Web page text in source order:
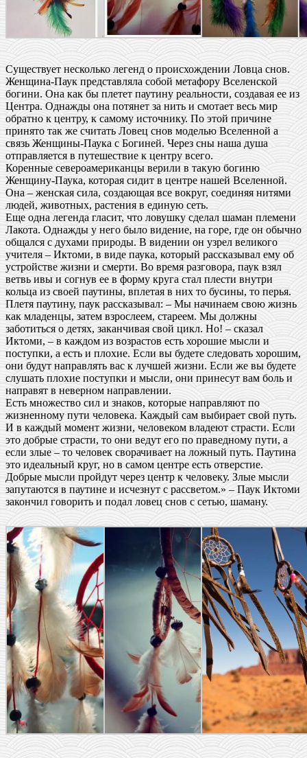
Существует несколько легенд о происхождении Ловца снов.
Женщина-Паук представляла собой метафору Вселенской
богини. Она как бы плетет паутину реальности, создавая ее из
Центра. Однажды она потянет за нить и смотает весь мир
обратно к центру, к самому источнику. По этой причине
принято так же считать Ловец снов моделью Вселенной а
связь Женщины-Паука с Богиней. Через сны наша душа
отправляется в путешествие к центру всего.
Коренные североамериканцы верили в такую богиню
Женщину-Паука, которая сидит в центре нашей Вселенной.
Она – женская сила, создающая все вокруг, соединяя нитями
людей, животных, растения в единую сеть.
Еще одна легенда гласит, что ловушку сделал шаман племени
Лакота. Однажды у него было видение, на горе, где он обычно
общался с духами природы. В видении он узрел великого
учителя – Иктоми, в виде паука, который рассказывал ему об
устройстве жизни и смерти. Во время разговора, паук взял
ветвь ивы и согнув ее в форму круга стал плести внутри
кольца из своей паутины, вплетая в них то бусины, то перья.
Плетя паутину, паук рассказывал: – Мы начинаем свою жизнь
как младенцы, затем взрослеем, стареем. Мы должны
заботиться о детях, заканчивая свой цикл. Но! – сказал
Иктоми, – в каждом из возрастов есть хорошие мысли и
поступки, а есть и плохие. Если вы будете следовать хорошим,
они будут направлять вас к лучшей жизни. Если же вы будете
слушать плохие поступки и мысли, они принесут вам боль и
направят в неверном направлении.
Есть множество сил и знаков, которые направляют по
жизненному пути человека. Каждый сам выбирает свой путь.
И в каждый момент жизни, человеком владеют страсти. Если
это добрые страсти, то они ведут его по праведному пути, а
если злые – то человек сворачивает на ложный путь. Паутина
это идеальный круг, но в самом центре есть отверстие.
Добрые мысли пройдут через центр к человеку. Злые мысли
запутаются в паутине и исчезнут с рассветом.» – Паук Иктоми
закончил говорить и подал ловец снов с сетью, шаману.